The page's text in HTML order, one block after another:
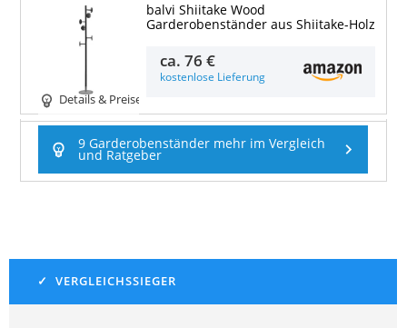
Details & Preise
balvi Shiitake Wood
Garderobenständer aus Shiitake-Holz
ca.76 €
kostenlose Lieferung
9 Garderobenständer mehr im Vergleich
und Ratgeber